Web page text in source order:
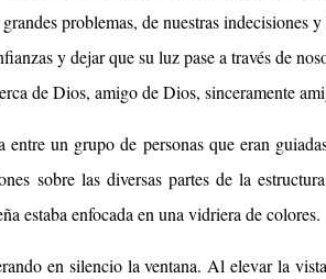
problemas, de nuestras indecisiones
y dejar que su luz pase a través de
de Dios, amigo de Dios, sinceramente
entre un grupo de personas que eran
sobre las diversas partes de la
estaba enfocada en una vidriera de colores.
en silencio la ventana. Al elevar la